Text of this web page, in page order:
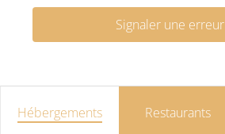
Signaler une erreur
Hébergements Restaurants